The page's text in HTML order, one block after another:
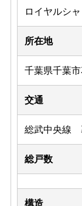
ロイヤルシ
所在地
千葉県千葉
交通
総武中央線
総戸数
構造